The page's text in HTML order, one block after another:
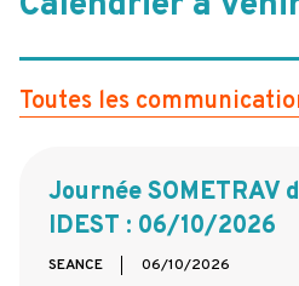
Toutes les
Journée SOMETRAV
IDEST : 06/10/2026
SEANCE 06/10/2026